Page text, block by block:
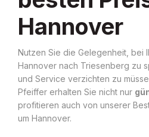
Hannover
Nutzen Sie die Gelegenheit, bei
Hannover nach Triesenberg zu
und Service verzichten zu
Pfeiffer erhalten Sie nicht nur
profitieren auch von unserer
um Hannover.